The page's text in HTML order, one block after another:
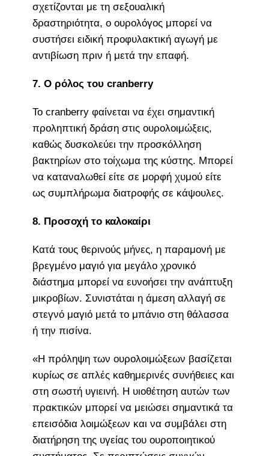
σχετίζονται με τη σεξουαλική
δραστηριότητα, ο ουρολόγος μπορεί να
συστήσει ειδική προφυλακτική αγωγή με
αντιβίωση πριν ή μετά την επαφή.
7. Ο ρόλος του cranberry
Το cranberry φαίνεται να έχει σημαντική
προληπτική δράση στις ουρολοιμώξεις,
καθώς δυσκολεύει την προσκόλληση
βακτηρίων στο τοίχωμα της κύστης. Μπορεί
να καταναλωθεί είτε σε μορφή χυμού είτε
ως συμπλήρωμα διατροφής σε κάψουλες.
8. Προσοχή το καλοκαίρι
Κατά τους θερινούς μήνες, η παραμονή με
βρεγμένο μαγιό για μεγάλο χρονικό
διάστημα μπορεί να ευνοήσει την ανάπτυξη
μικροβίων. Συνιστάται η άμεση αλλαγή σε
στεγνό μαγιό μετά το μπάνιο στη θάλασσα
ή την πισίνα.
«Η πρόληψη των ουρολοιμώξεων βασίζεται
κυρίως σε απλές καθημερινές συνήθειες και
στη σωστή υγιεινή. Η υιοθέτηση αυτών των
πρακτικών μπορεί να μειώσει σημαντικά τα
επεισόδια λοιμώξεων και να συμβάλει στη
διατήρηση της υγείας του ουροποιητικού